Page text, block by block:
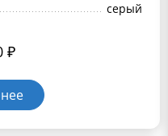
серый
₽